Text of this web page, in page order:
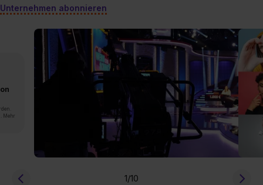
Unternehmen abonnieren
Mehr
1/10